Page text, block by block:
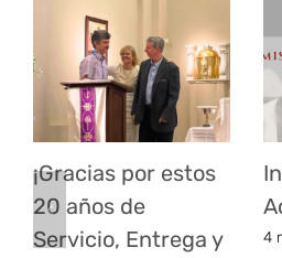
¡Gracias por estos
20 años de
Servicio, Entrega y
4